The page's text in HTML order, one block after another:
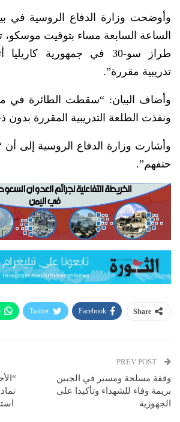
وأوضحت وزارة الدفاع الروسية في
الساعة السابعة مساء بتوقيت
طراز سو-30 في جمهورية
تدريبية مقررة”.
وأضاف البيان: “سقطت الطائرة في
ونفذت الطلعة التدريبية المقررة بدون
وأشارت وزارة الدفاع الروسية إلى أن
حتفهم”.
Share
Facebook
Twitter
وقفة مسلحة ومسير في الجبين
بريمة وفاء للشهداء وتأكيدا على
الجهوزية